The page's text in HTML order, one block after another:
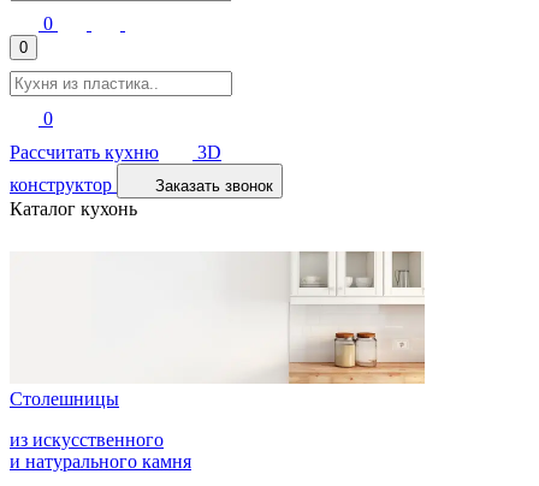
0
0
0
Рассчитать кухню
3D
конструктор
Заказать звонок
Каталог кухонь
Столешницы
из искусственного
и натурального камня